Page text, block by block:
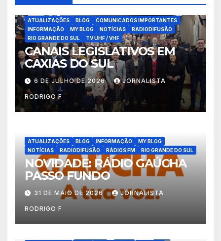
ATUALIZAÇÕES BLOG
COMUNICADOS IMPORTANTES
INFORMAÇÃO
MY BLOG NOTÍCIAS
RADIODIFUSÃO
RIO GRANDE DO SUL
TV UHF / VHF
CANAIS LEGISLATIVOS EM
CAXIAS DO SUL
6 DE JULHO DE 2026 JORNALISTA
RODRIGO F
ATUALIZAÇÕES BLOG INFORMAÇÃO
MY BLOG
NOTÍCIAS
RADIODIFUSÃO RÁDIOS FM RIO GRANDE DO SUL
NOVIDADE: RÁDIO GAÚCHA
PASSO FUNDO
31 DE MAIO DE 2026 JORNALISTA
RODRIGO F